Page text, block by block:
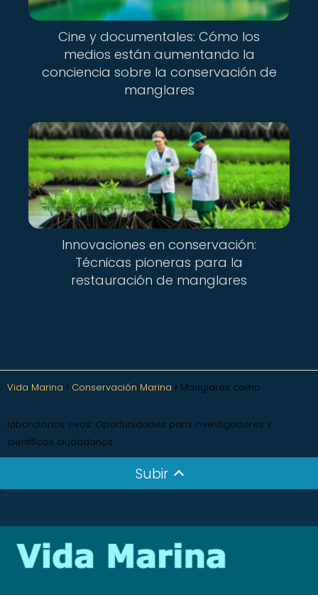
Cine y documentales: Cómo los
medios están aumentando la
conciencia sobre la conservación de
manglares
Innovaciones en conservación:
Técnicas pioneras para la
restauración de manglares
Vida Marina Conservación Marina Manglares como
laboratorios vivos: Oportunidades para investigadores y
científicos ciudadanos
Subir